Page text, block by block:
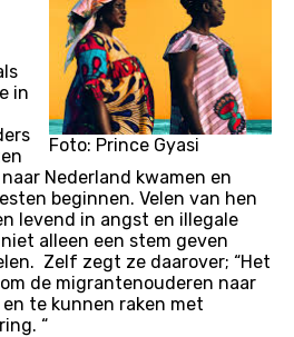
Foto: Prince Gyasi
in
Nederland kwamen en
beginnen. Velen van hen
levend in angst en illegale
alleen een stem geven
Zelf zegt ze daarover; “Het
de migrantenouderen naar
te kunnen raken met
“